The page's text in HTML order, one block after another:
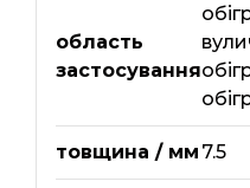
область
застосування
товщина / мм 7.5